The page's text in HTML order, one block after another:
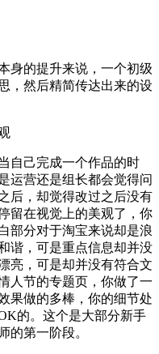
身的提升来说，一个初级
，然后精简传达出来的设
自己完成一个作品的时
运营还是组长都会觉得问
后，却觉得改过之后没有
留在视觉上的美观了，你
部分对于淘宝来说却是浪
谐，可是重点信息却并没
亮，可是却并没有符合文
人节的专题页，你做了一
果做的多棒，你的细节处
的。这个是大部分新手
的第一阶段。